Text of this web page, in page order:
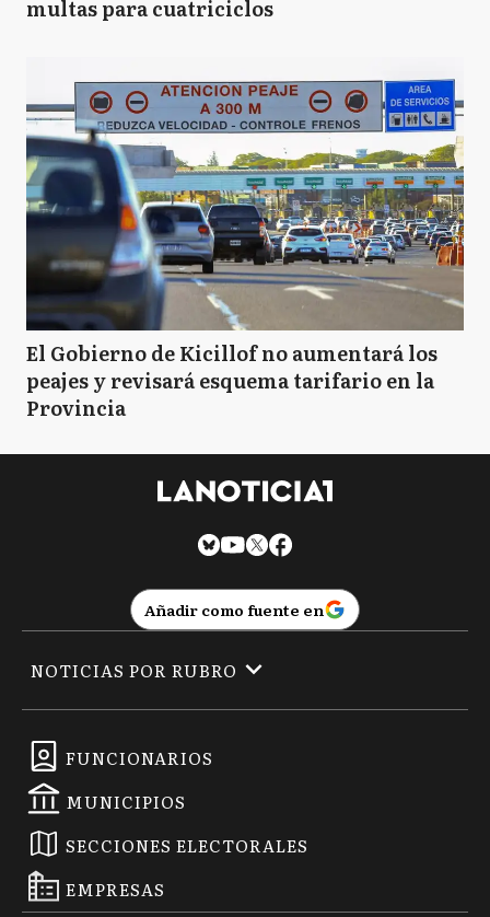
multas para cuatriciclos
El Gobierno de Kicillof no aumentará los
peajes y revisará esquema tarifario en la
Provincia
Añadir como fuente en
FUNCIONARIOS
MUNICIPIOS
SECCIONES ELECTORALES
EMPRESAS
NOTICIAS POR RUBRO